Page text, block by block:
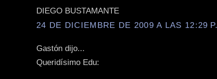
DIEGO BUSTAMANTE
24 DE DICIEMBRE DE 2009 A LAS 12:29
Gastón dijo...
Queridísimo Edu: